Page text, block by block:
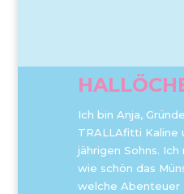
Ich bin Anja,
TRALLAfitti Kaline
jährigen Sohns.
wie schön das
welche Abenteuer